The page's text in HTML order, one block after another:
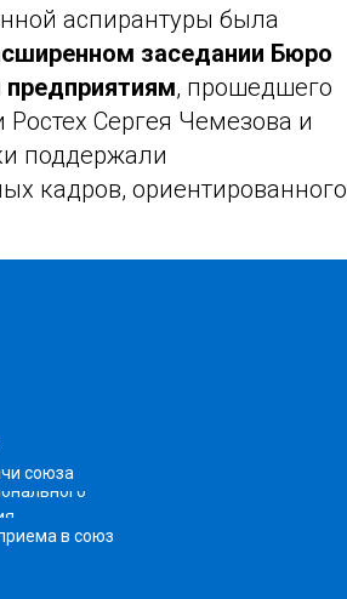
аспирантуры была
заседании Бюро
, прошедшего
Сергея Чемезова и
поддержали
кадров, ориентированного
союза
в союз